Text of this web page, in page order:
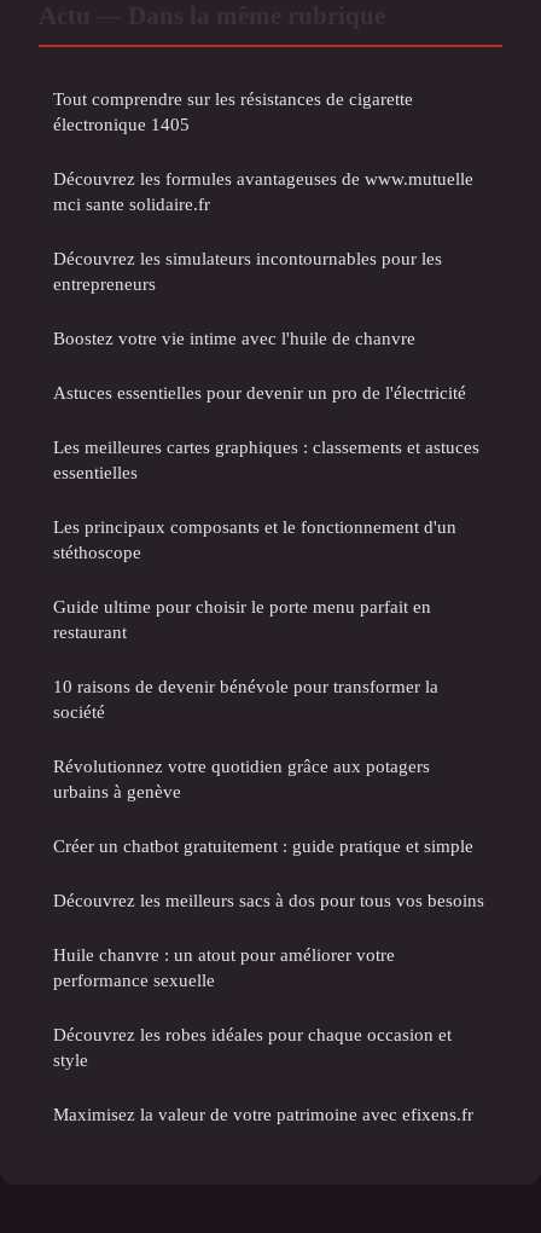
Tout comprendre sur les résistances de cigarette
électronique 1405
Découvrez les formules avantageuses de www.mutuelle
mci sante solidaire.fr
Découvrez les simulateurs incontournables pour les
entrepreneurs
Boostez votre vie intime avec l'huile de chanvre
Astuces essentielles pour devenir un pro de l'électricité
Les meilleures cartes graphiques : classements et astuces
essentielles
Les principaux composants et le fonctionnement d'un
stéthoscope
Guide ultime pour choisir le porte menu parfait en
restaurant
10 raisons de devenir bénévole pour transformer la
société
Révolutionnez votre quotidien grâce aux potagers
urbains à genève
Créer un chatbot gratuitement : guide pratique et simple
Découvrez les meilleurs sacs à dos pour tous vos besoins
Huile chanvre : un atout pour améliorer votre
performance sexuelle
Découvrez les robes idéales pour chaque occasion et
style
Maximisez la valeur de votre patrimoine avec efixens.fr